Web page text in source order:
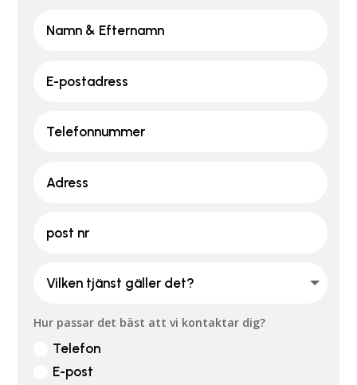
Hur passar det bäst att vi kontaktar dig?
Telefon
E-post